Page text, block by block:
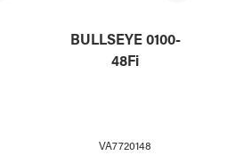
BULLSEYE 0100-
48Fi
VA7720148